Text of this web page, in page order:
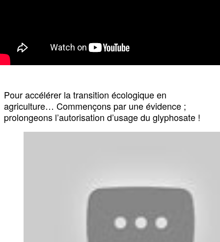
Pour accélérer la transition écologique en
agriculture… Commençons par une évidence ;
prolongeons l’autorisation d’usage du glyphosate !